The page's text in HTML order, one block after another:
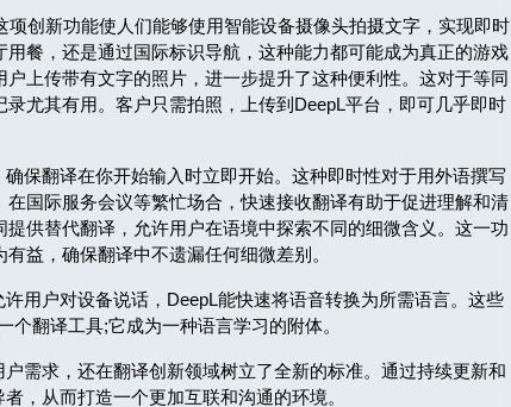
创新功能使人们能够使用智能设备摄像头拍摄文字，实现即时
餐，还是通过国际标识导航，这种能力都可能成为真正的游戏
上传带有文字的照片，进一步提升了这种便利性。这对于等同
尤其有用。客户只需拍照，上传到DeepL平台，即可几乎即时
保翻译在你开始输入时立即开始。这种即时性对于用外语撰写
国际服务会议等繁忙场合，快速接收翻译有助于促进理解和清
供替代翻译，允许用户在语境中探索不同的细微含义。这一功
益，确保翻译中不遗漏任何细微差别。
用户对设备说话，DeepL能快速将语音转换为所需语言。这些
翻译工具;它成为一种语言学习的附体。
需求，还在翻译创新领域树立了全新的标准。通过持续更新和
，从而打造一个更加互联和沟通的环境。